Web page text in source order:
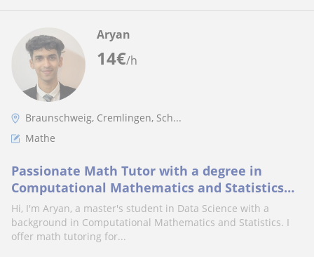
14€/h
Aryan
Braunschweig, Cremlingen, Sch...
Mathe
Passionate Math Tutor with a degree in
Computational Mathematics and Statistics
offering lessons for students of all ages.
Hi, I'm Aryan, a master's student in Data Science with a
background in Computational Mathematics and Statistics. I
offer math tutoring for...